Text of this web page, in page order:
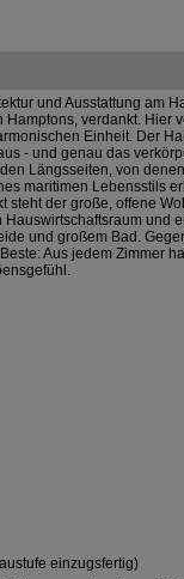
und Ausstattung am
verdankt. Hier
Einheit. Der
- und genau das
Längsseiten, von
maritimen Lebensstils
der große, offene
und
und großem Bad.
Aus jedem Zimmer
einzugsfertig)